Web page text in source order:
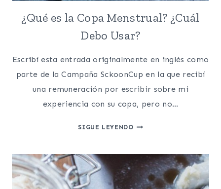
¿Qué es la Copa Menstrual? ¿Cuál
Debo Usar?
Escribí esta entrada originalmente en inglés como
parte de la Campaña SckoonCup en la que recibí
una remuneración por escribir sobre mi
experiencia con su copa, pero no…
SIGUE LEYENDO¿QUÉ
COPA
MENSTRUAL?
¿CUÁL